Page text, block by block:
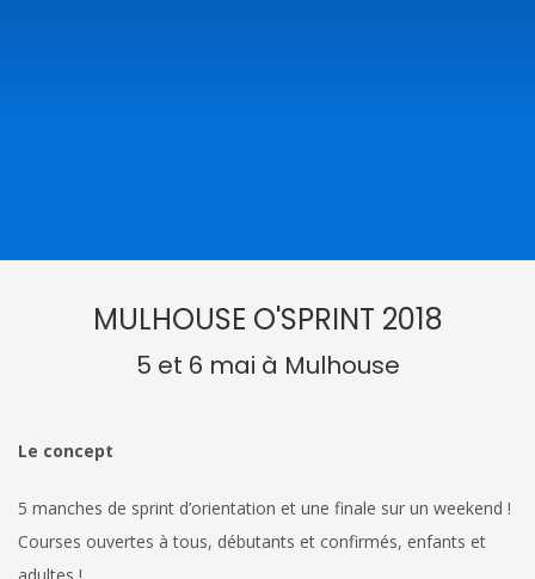
MULHOUSE O'SPRINT 2018
5 et 6 mai à Mulhouse
Le concept
5 manches de sprint d’orientation et une finale sur un weekend !
Courses ouvertes à tous, débutants et confirmés, enfants et